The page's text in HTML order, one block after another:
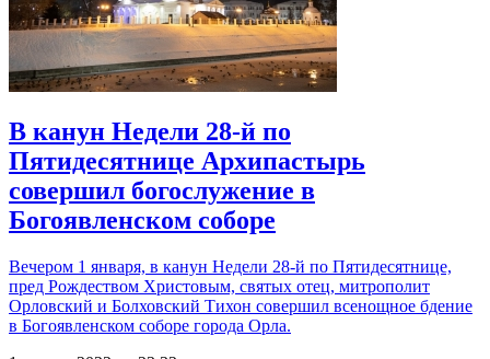
В канун Недели 28-й по
Пятидесятнице Архипастырь
совершил богослужение в
Богоявленском соборе
Вечером 1 января, в канун Недели 28-й по Пятидесятнице,
пред Рождеством Христовым, святых отец, митрополит
Орловский и Болховский Тихон совершил всенощное бдение
в Богоявленском соборе города Орла.